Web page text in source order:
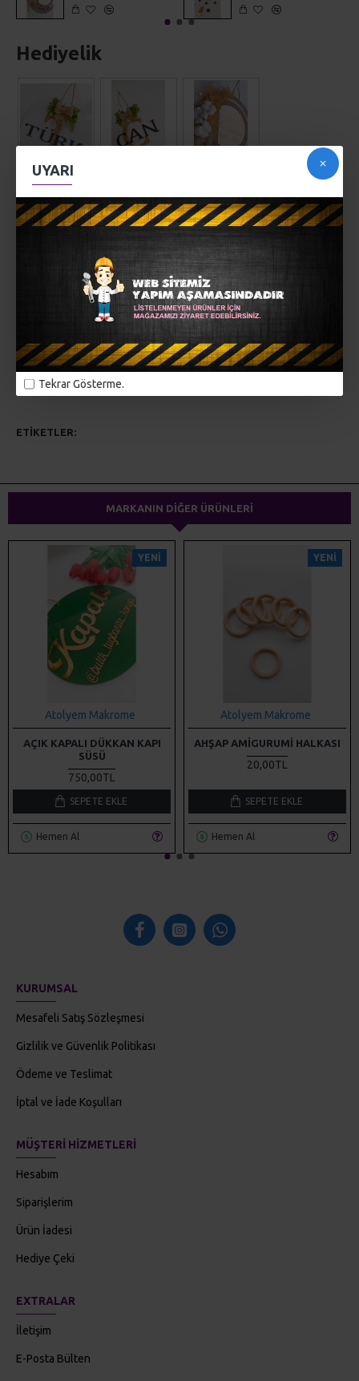
UYARI
Tekrar Gösterme.
Hediyelik
MÜŞTERI YORUMLARI
ETIKETLER:
MARKANIN DIĞER ÜRÜNLERI
YENI
Atolyem Makrome
AÇIK KAPALI DÜKKAN KAPI
SÜSÜ
750,00TL
SEPETE EKLE
Hemen Al
YENI
Atolyem Makrome
AHŞAP AMIGURUMI HALKASI
20,00TL
SEPETE EKLE
Hemen Al
KURUMSAL
Mesafeli Satış Sözleşmesi
Gizlilik ve Güvenlik Politikası
Ödeme ve Teslimat
İptal ve İade Koşulları
MÜŞTERI HIZMETLERI
Hesabım
Siparişlerim
Ürün İadesi
Hediye Çeki
EXTRALAR
İletişim
E-Posta Bülten